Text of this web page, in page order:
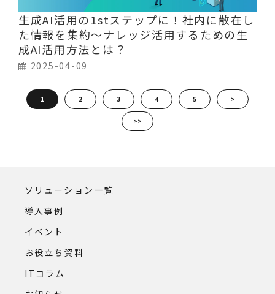
生成AI活用の1stステップに！社内に散在し
た情報を集約～ナレッジ活用するための生
成AI活用方法とは？
2025-04-09
1 2 3 4 5 >
>>
ソリューション一覧
導入事例
イベント
お役立ち資料
ITコラム